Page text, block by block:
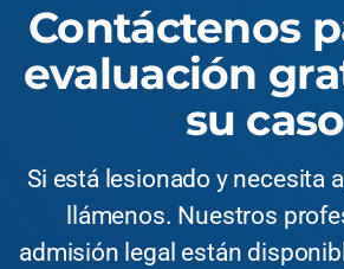
Contáctenos
evaluación
su caso
Si está lesionado y necesita
llámenos. Nuestros
admisión legal están